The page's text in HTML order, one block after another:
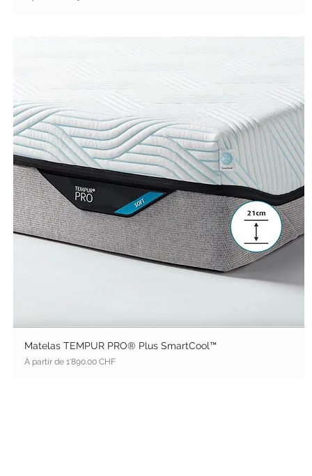
Matelas TEMPUR PRO® Plus SmartCool™
À partir de1'890.00 CHF
Prix promotionnel